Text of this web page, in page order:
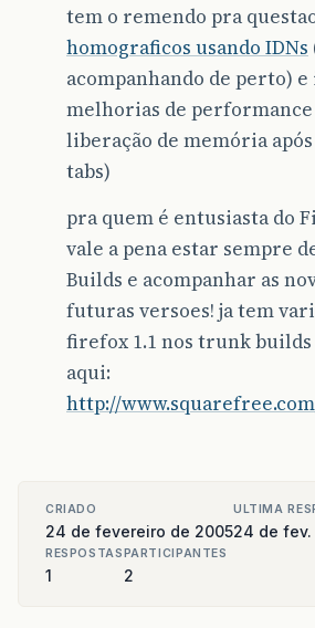
tem o remendo pra
homograficos usando IDNs
acompanhando de perto)
melhorias de performance
liberação de memória
tabs)
pra quem é entusiasta do
vale a pena estar sempre
Builds e acompanhar as
futuras versoes! ja tem
firefox 1.1 nos trunk builds
aqui:
http://
CRIADO
24 de fevereiro de 2005
ULTIMA
24 de
RESPOSTAS
1
PARTICIPANTES
2